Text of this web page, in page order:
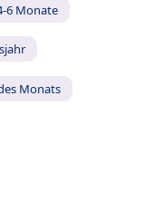
6 Monate
Monats